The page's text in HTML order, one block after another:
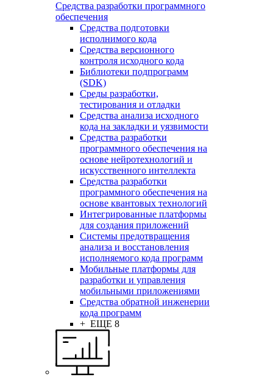
Средства разработки программного
обеспечения
Средства подготовки
исполнимого кода
Средства версионного
контроля исходного кода
Библиотеки подпрограмм
(SDK)
Среды разработки,
тестирования и отладки
Средства анализа исходного
кода на закладки и уязвимости
Средства разработки
программного обеспечения на
основе нейротехнологий и
искусственного интеллекта
Средства разработки
программного обеспечения на
основе квантовых технологий
Интегрированные платформы
для создания приложений
Системы предотвращения
анализа и восстановления
исполняемого кода программ
Мобильные платформы для
разработки и управления
мобильными приложениями
Средства обратной инженерии
кода программ
+ ЕЩЕ 8